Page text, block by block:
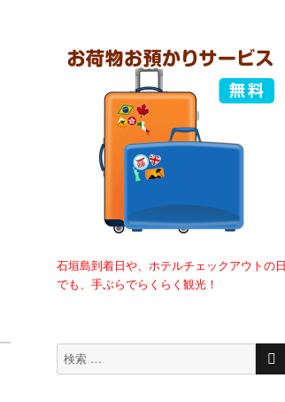
石垣島到着日や、ホテルチェックアウトの日
でも、手ぶらでらくらく観光！
検
索